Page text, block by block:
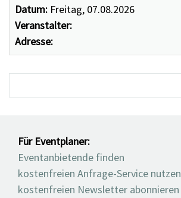
Datum: Freitag, 07.08.2026
Veranstalter:
Adresse:
Für Eventplaner:
Eventanbietende finden
kostenfreien Anfrage-Service nutzen
kostenfreien Newsletter abonnieren